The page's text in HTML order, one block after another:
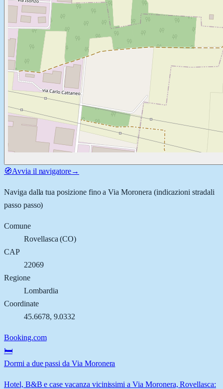
🧭Avvia il navigatore→
Naviga dalla tua posizione fino aVia Moronera (indicazioni stradali
passo passo)
Comune
Rovellasca (CO)
CAP
22069
Regione
Lombardia
Coordinate
45.6678, 9.0332
Booking.com
🛏️
Dormi a due passi da Via Moronera
Hotel, B&B e case vacanza vicinissimi a Via Moronera, Rovellasca: